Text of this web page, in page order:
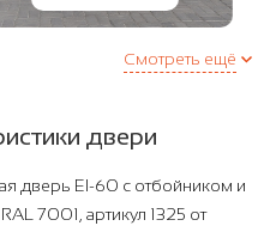
Смотреть ещё
двери
дверь EI-60 с отбойником и
7001, артикул 1325 от